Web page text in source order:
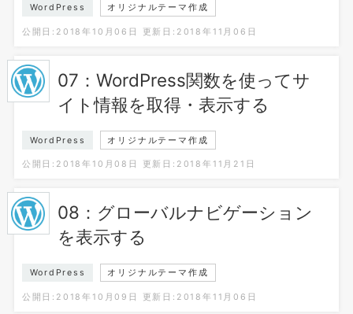
WordPress オリジナルテーマ作成
公開日:2018年10月06日 更新日:2018年11月06日
07：WordPress関数を使ってサ
イト情報を取得・表示する
WordPress オリジナルテーマ作成
公開日:2018年10月08日 更新日:2018年11月21日
08：グローバルナビゲーション
を表示する
WordPress オリジナルテーマ作成
公開日:2018年10月09日 更新日:2018年11月06日